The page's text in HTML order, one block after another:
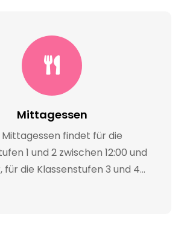
Mittagessen
Mittagessen findet für die
1 und 2 zwischen 12:00 und
für die Klassenstufen 3 und 4…